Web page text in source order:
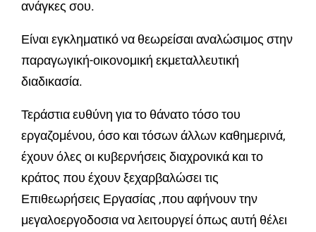
ανάγκες σου.
Είναι εγκληματικό να θεωρείσαι αναλώσιμος στην
παραγωγική-οικονομική εκμεταλλευτική
διαδικασία.
Τεράστια ευθύνη για το θάνατο τόσο του
εργαζομένου, όσο και τόσων άλλων καθημερινά,
έχουν όλες οι κυβερνήσεις διαχρονικά και το
κράτος που έχουν ξεχαρβαλώσει τις
Επιθεωρήσεις Εργασίας ,που αφήνουν την
μεγαλοεργοδοσια να λειτουργεί όπως αυτή θέλει